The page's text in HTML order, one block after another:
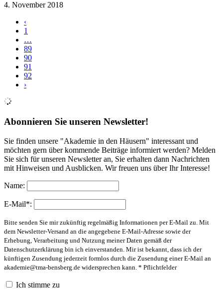
4. November 2018
‹
1
…
89
90
91
92
›
Abonnieren Sie unseren Newsletter!
Sie finden unsere "Akademie in den Häusern" interessant und
möchten gern über kommende Beiträge informiert werden? Melden
Sie sich für unseren Newsletter an, Sie erhalten dann Nachrichten
mit Hinweisen und Ausblicken. Wir freuen uns über Ihr Interesse!
Name:
E-Mail*:
Bitte senden Sie mir zukünftig regelmäßig Informationen per E-Mail zu. Mit
dem Newsletter-Versand an die angegebene E-Mail-Adresse sowie der
Erhebung, Verarbeitung und Nutzung meiner Daten gemäß der
Datenschutzerklärung bin ich einverstanden. Mir ist bekannt, dass ich der
künftigen Zusendung jederzeit formlos durch die Zusendung einer E-Mail an
akademie@tma-bensberg.de widersprechen kann. * Pflichtfelder
Ich stimme zu